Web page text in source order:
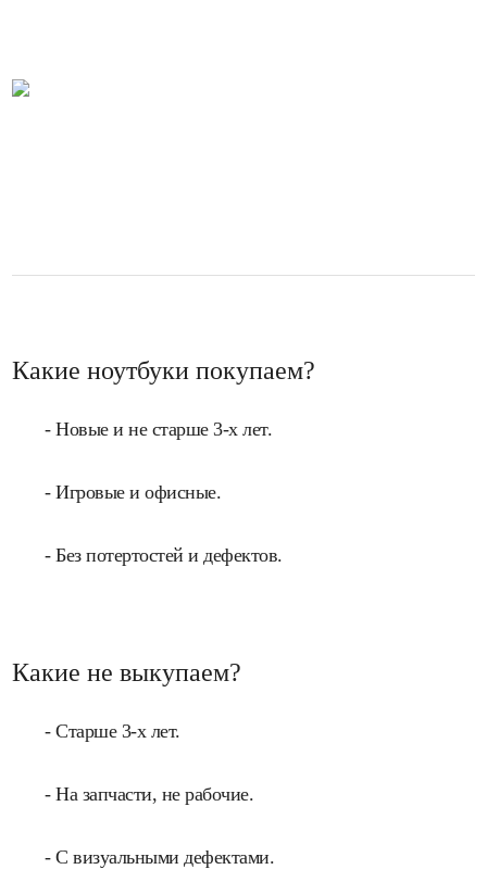
Какие ноутбуки покупаем?
- Новые и не старше 3-х лет.
- Игровые и офисные.
- Без потертостей и дефектов.
Какие не выкупаем?
- Старше 3-х лет.
- На запчасти, не рабочие.
- С визуальными дефектами.